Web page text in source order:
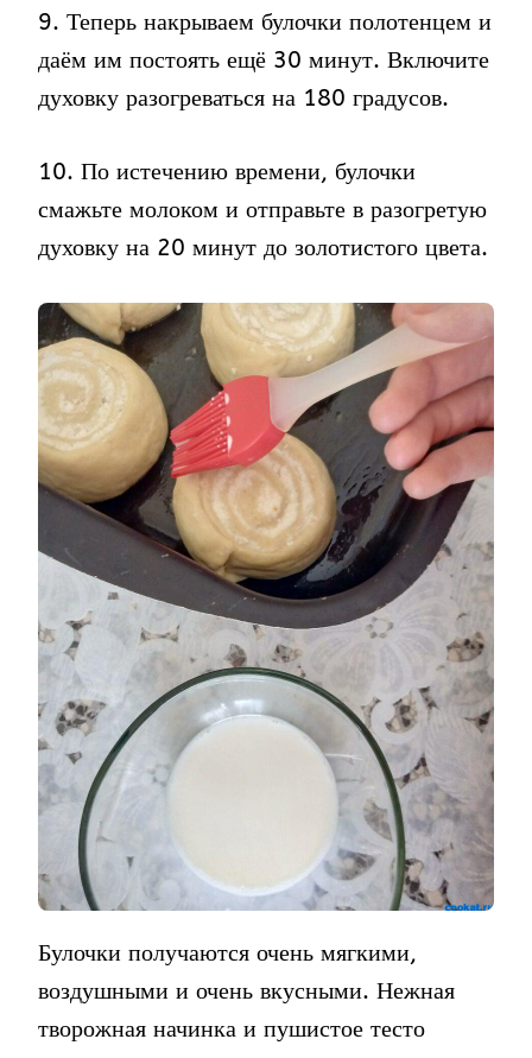
9. Теперь накрываем булочки полотенцем и
даём им постоять ещё 30 минут. Включите
духовку разогреваться на 180 градусов.
10. По истечению времени, булочки
смажьте молоком и отправьте в разогретую
духовку на 20 минут до золотистого цвета.
Булочки получаются очень мягкими,
воздушными и очень вкусными. Нежная
творожная начинка и пушистое тесто